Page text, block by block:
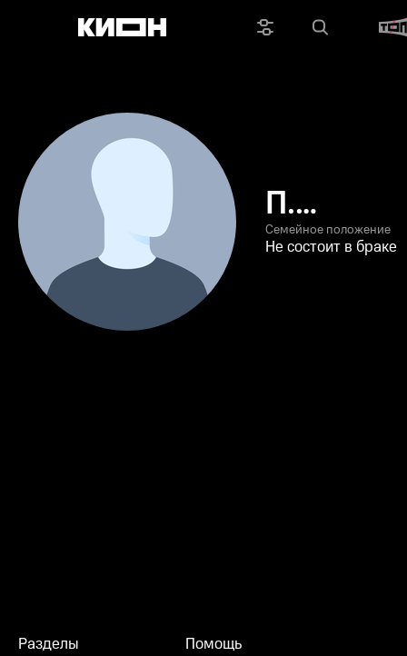
П.
Семейное положение
Не состоит в браке
Разделы Помощь